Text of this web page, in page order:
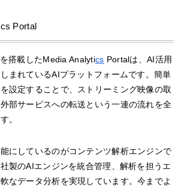
Portal
搭載したMedia Analytics Portalは、AI活用
まれているAIプラットフォームです。簡単
設定することで、ストリーミング映像の取
部サービスへの転送という一連の流れを全
。
にしているのがコンテンツ解析エンジンで
製のAIエンジンを統合管理、解析を担うエ
なデータ分析を実現しています。今までよ